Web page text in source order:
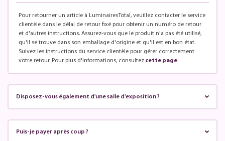
Pour retourner un article à LuminairesTotal, veuillez contacter le service
clientèle dans le délai de retour fixé pour obtenir un numéro de retour
et d'autres instructions. Assurez-vous que le produit n'a pas été utilisé,
qu'il se trouve dans son emballage d'origine et qu'il est en bon état.
Suivez les instructions du service clientèle pour gérer correctement
votre retour. Pour plus d'informations, consultez cette page.
Disposez-vous également d'une salle d'exposition ?
Puis-je payer après coup ?